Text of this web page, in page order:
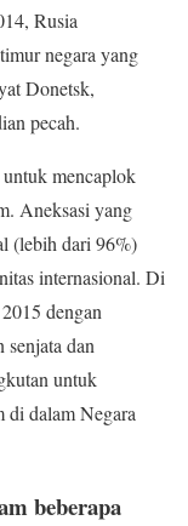
Rusia
negara yang
Donetsk,
pecah.
mencaplok
Aneksasi yang
(lebih dari 96%)
internasional. Di
dengan
senjata dan
untuk
di dalam Negara
beberapa